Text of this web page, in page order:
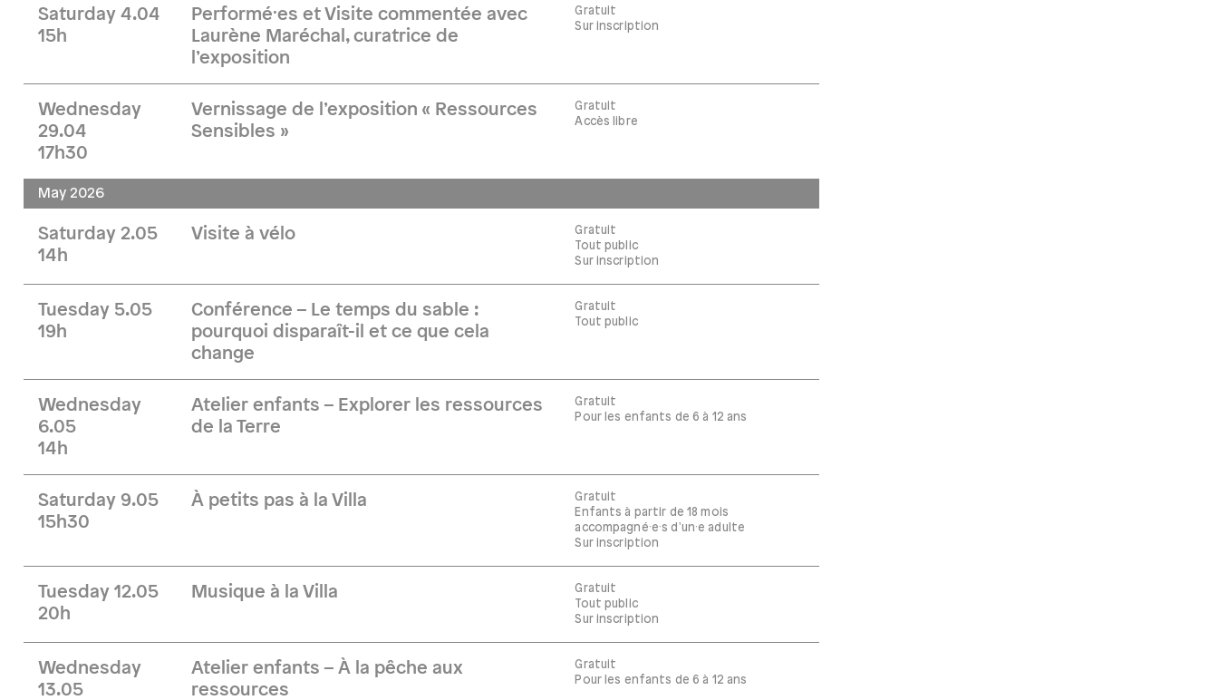
Saturday 4.04
15h
Performé·es et Visite commentée avec
Laurène Maréchal, curatrice de
l’exposition
Gratuit
Sur inscription
Wednesday
29.04
17h30
Vernissage de l’exposition « Ressources
Sensibles »
Gratuit
Accès libre
May 2026
Saturday 2.05
14h
Visite à vélo
Gratuit
Tout public
Sur inscription
Tuesday 5.05
19h
Conférence – Le temps du sable :
pourquoi disparaît-il et ce que cela
change
Gratuit
Tout public
Wednesday
6.05
14h
Atelier enfants – Explorer les ressources
de la Terre
Gratuit
Pour les enfants de 6 à 12 ans
Saturday 9.05
15h30
À petits pas à la Villa
Gratuit
Enfants à partir de 18 mois
accompagné·e·s d'un·e adulte
Sur inscription
Tuesday 12.05
20h
Musique à la Villa
Gratuit
Tout public
Sur inscription
Wednesday
13.05
Atelier enfants – À la pêche aux
ressources
Gratuit
Pour les enfants de 6 à 12 ans